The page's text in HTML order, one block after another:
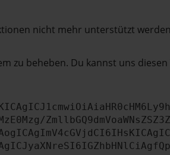
nicht mehr unterstützt
zu beheben. Du kannst uns diesen